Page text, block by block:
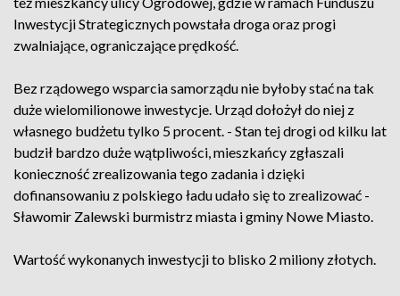
Inwestycji Strategicznych powstała droga oraz progi
zwalniające, ograniczające prędkość.
Bez rządowego wsparcia samorządu nie byłoby stać na tak
duże wielomilionowe inwestycje. Urząd dołożył do niej z
własnego budżetu tylko 5 procent. - Stan tej drogi od kilku lat
budził bardzo duże wątpliwości, mieszkańcy zgłaszali
konieczność zrealizowania tego zadania i dzięki
dofinansowaniu z polskiego ładu udało się to zrealizować -
Sławomir Zalewski burmistrz miasta i gminy Nowe Miasto.
Wartość wykonanych inwestycji to blisko 2 miliony złotych.